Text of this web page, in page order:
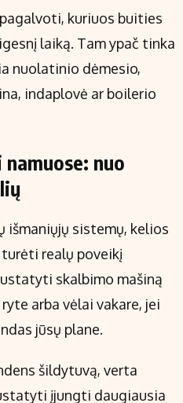
kuriuos buities
laiką. Tam ypač tinka
nuolatinio dėmesio,
indaplovė ar boilerio
nuo
sistemų, kelios
realų poveikį
skalbimo mašiną
arba vėlai vakare, jei
jūsų plane.
šildytuvą, verta
įjungti daugiausia